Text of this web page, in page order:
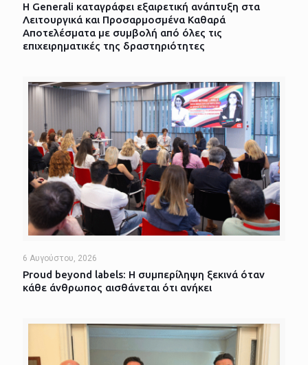
Η Generali καταγράφει εξαιρετική ανάπτυξη στα
Λειτουργικά και Προσαρμοσμένα Καθαρά
Αποτελέσματα με συμβολή από όλες τις
επιχειρηματικές της δραστηριότητες
6 Αυγούστου, 2026
Proud beyond labels: Η συμπερίληψη ξεκινά όταν
κάθε άνθρωπος αισθάνεται ότι ανήκει